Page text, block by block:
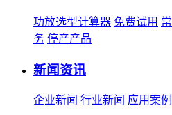
功放选型计算器 免费试用
务 停产产品
新闻资讯
企业新闻 行业新闻 应用案例